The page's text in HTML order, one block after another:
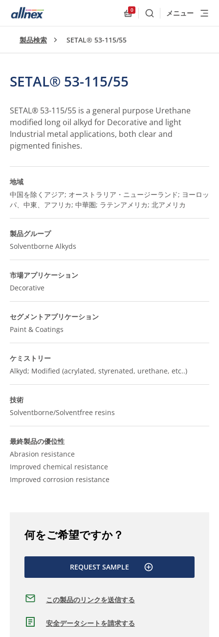
0
検索 メニュー
製品検索 SETAL® 53-115/55
SETAL® 53-115/55
SETAL® 53-115/55 is a general purpose Urethane
modified long oil alkyd for Decorative and light
Industrial metal applications, both clear and
pigmented finishes.
地域
中国を除くアジア; オーストラリア・ニュージーランド; ヨーロッ
パ、中東、アフリカ; 中華圏; ラテンアメリカ; 北アメリカ
製品グループ
Solventborne Alkyds
市場アプリケーション
Decorative
セグメントアプリケーション
Paint & Coatings
ケミストリー
Alkyd; Modified (acrylated, styrenated, urethane, etc..)
技術
Solventborne/Solventfree resins
最終製品の優位性
Abrasion resistance
Improved chemical resistance
Improved corrosion resistance
何をご希望ですか？
REQUEST SAMPLE
この製品のリンクを送信する
安全データシートを請求する